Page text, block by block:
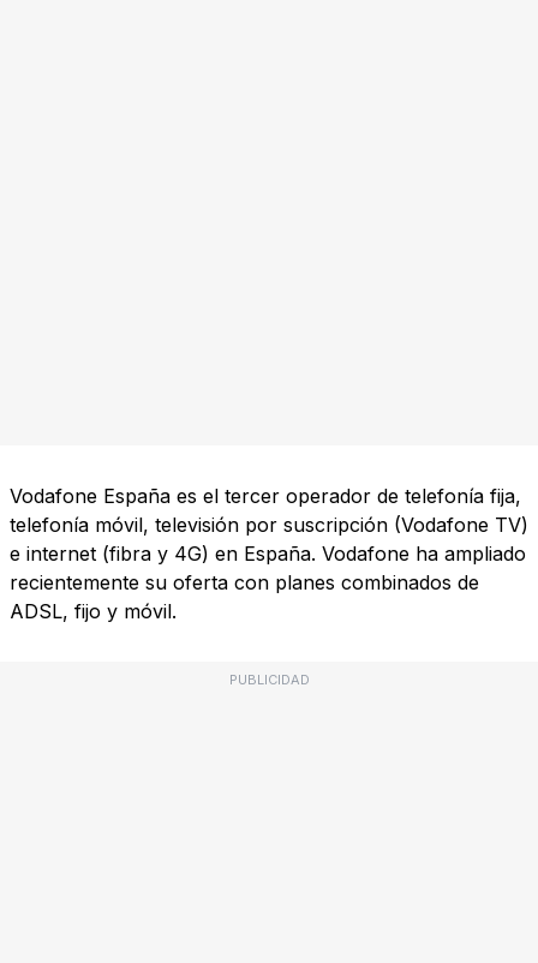
Vodafone España es el tercer operador de telefonía fija,
telefonía móvil, televisión por suscripción (Vodafone TV)
e internet (fibra y 4G) en España. Vodafone ha ampliado
recientemente su oferta con planes combinados de
ADSL, fijo y móvil.
PUBLICIDAD